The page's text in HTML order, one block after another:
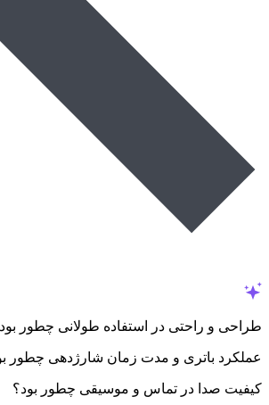
طراحی و راحتی در استفاده طولانی چطور
عملکرد باتری و مدت زمان شارژدهی چطور
کیفیت صدا در تماس و موسیقی چطور بود؟